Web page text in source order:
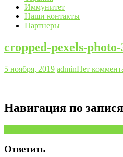
Иммунитет
Наши контакты
Партнеры
cropped-pexels-
5 ноября, 2019 adminНет
Навигация по
Ответить